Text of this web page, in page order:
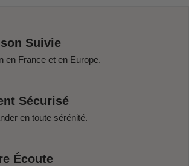
Suivie
en France et en Europe.
Sécurisé
en toute sérénité.
Écoute